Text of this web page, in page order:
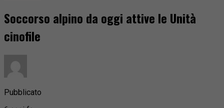
Soccorso alpino da oggi attive le Unità
cinofile
Pubblicato